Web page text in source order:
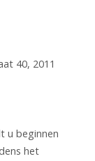
40, 2011
u beginnen
het